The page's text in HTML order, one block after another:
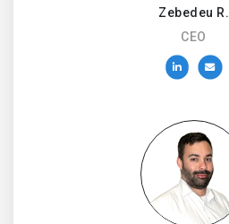
Zebedeu R.
CEO